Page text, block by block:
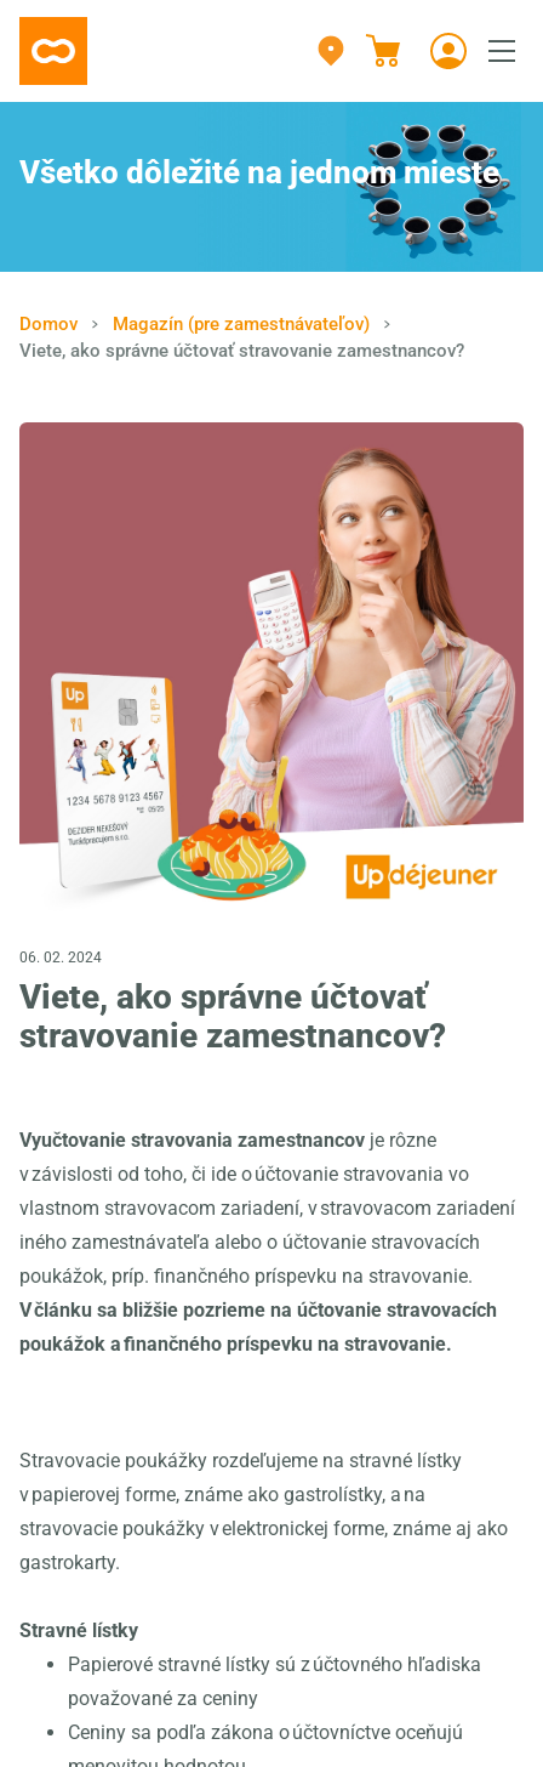
Všetko dôležité na jednom mieste
Domov
Magazín (pre zamestnávateľov)
Viete, ako správne účtovať stravovanie zamestnancov?
06. 02. 2024
Viete, ako správne účtovať
stravovanie zamestnancov?
Vyučtovanie stravovania zamestnancov je rôzne
v závislosti od toho, či ide o účtovanie stravovania vo
vlastnom stravovacom zariadení, v stravovacom zariadení
iného zamestnávateľa alebo o účtovanie stravovacích
poukážok, príp. finančného príspevku na stravovanie.
V článku sa bližšie pozrieme na účtovanie stravovacích
poukážok a finančného príspevku na stravovanie.
Stravovacie poukážky rozdeľujeme na stravné lístky
v papierovej forme, známe ako gastrolístky, a na
stravovacie poukážky v elektronickej forme, známe aj ako
gastrokarty.
Stravné lístky
Papierové stravné lístky sú z účtovného hľadiska
považované za ceniny
Ceniny sa podľa zákona o účtovníctve oceňujú